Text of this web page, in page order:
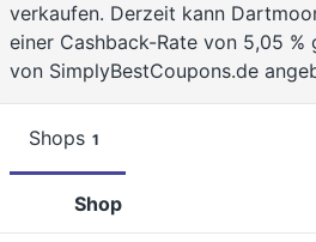
verkaufen. Derzeit kann
einer Cashback-Rate von 5,05
von SimplyBestCoupons.de
Shops 1
Shop